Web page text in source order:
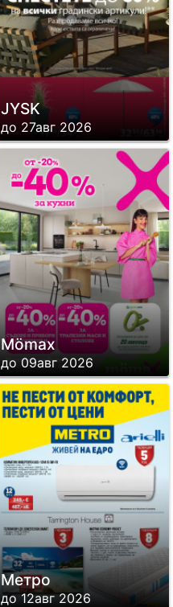
JYSK
до 27авг 2026
Mömax
до 09авг 2026
Метро
до 12авг 2026